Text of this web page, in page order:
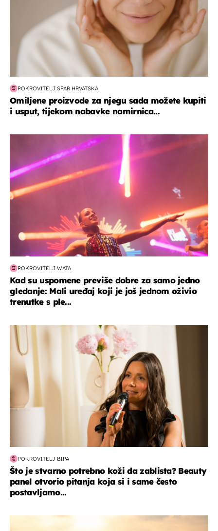
POKROVITELJ SPAR HRVATSKA
Omiljene proizvode za njegu sada možete kupiti
i usput, tijekom nabavke namirnica...
POKROVITELJ WATA
Kad su uspomene previše dobre za samo jedno
gledanje: Mali uređaj koji je još jednom oživio
trenutke s ple...
moda & ljepota
POKROVITELJ BIPA
Što je stvarno potrebno koži da zablista? Beauty
panel otvorio pitanja koja si i same često
postavljamo...